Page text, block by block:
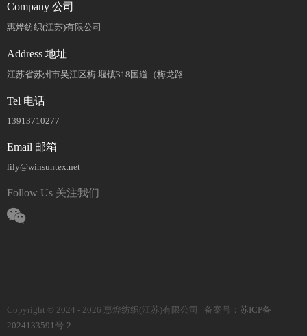
Company 公司
惠烨纺织(江苏)有限公司
Address 地址
江苏省苏州市吴江区梅 堰镇318国道（梅龙路
Tel 电话
13913710277
Email 邮箱
lily@winsuntex.net
Follow Us 关注我们
Copyright © 2024 - 2026 惠烨纺织(江苏)有限公司 备案号： 苏ICP备
2024133591号-2